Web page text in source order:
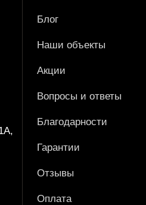
Блог
Наши объекты
Акции
Вопросы и ответы
Благодарности
Гарантии
Отзывы
Оплата